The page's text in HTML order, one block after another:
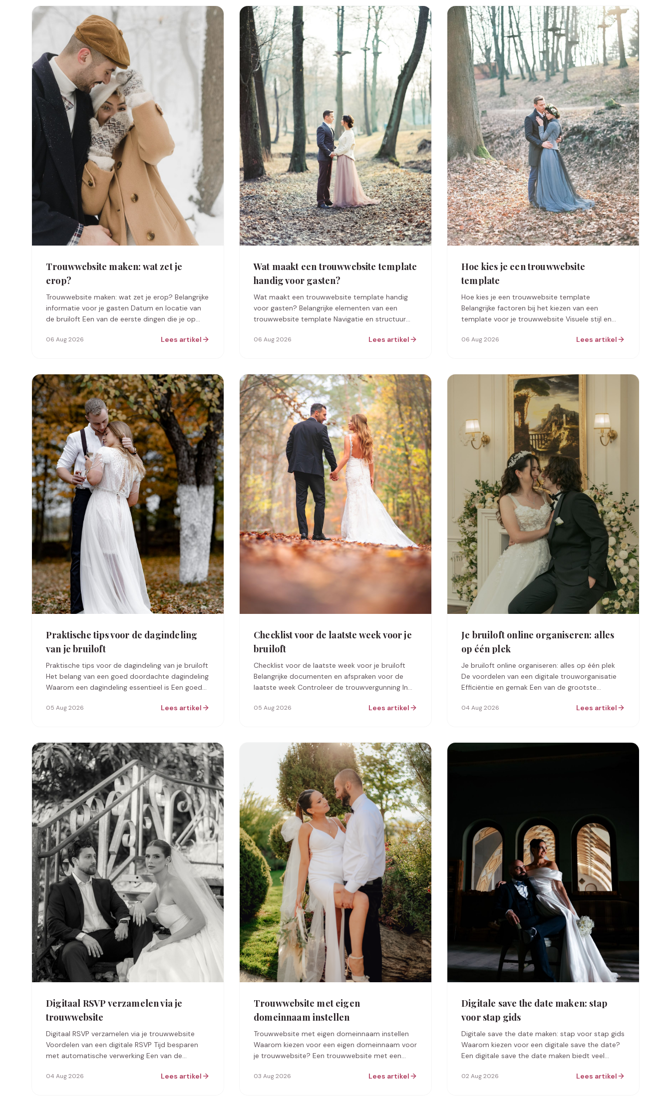
Trouwwebsite maken: wat zet je
erop?
Trouwwebsite maken: wat zet je erop? Belangrijke
informatie voor je gasten Datum en locatie van
de bruiloft Een van de eerste dingen die je op
06 Aug 2026 Lees artikel
Wat maakt een trouwwebsite template
handig voor gasten?
Wat maakt een trouwwebsite template handig
voor gasten? Belangrijke elementen van een
trouwwebsite template Navigatie en structuur
het v…
06 Aug 2026 Lees artikel
Hoe kies je een trouwwebsite
template
Hoe kies je een trouwwebsite template
Belangrijke factoren bij het kiezen van een
template voor je trouwwebsite Visuele stijl en
trouwwebsite…
06 Aug 2026 Lees artikel
Praktische tips voor de dagindeling
van je bruiloft
Praktische tips voor de dagindeling van je bruiloft
Het belang van een goed doordachte dagindeling
Waarom een dagindeling essentieel is Een goed
05 Aug 2026 Lees artikel
Checklist voor de laatste week voor je
bruiloft
Checklist voor de laatste week voor je bruiloft
Belangrijke documenten en afspraken voor de
laatste week Controleer de trouwvergunning In
05 Aug 2026 Lees artikel
Je bruiloft online organiseren: alles
op één plek
Je bruiloft online organiseren: alles op één plek
De voordelen van een digitale trouworganisatie
Efficiëntie en gemak Een van de grootste
04 Aug 2026 Lees artikel
Digitaal RSVP verzamelen via je
trouwwebsite
Digitaal RSVP verzamelen via je trouwwebsite
Voordelen van een digitale RSVP Tijd besparen
met automatische verwerking Een van de
vi…
04 Aug 2026 Lees artikel
Trouwwebsite met eigen
domeinnaam instellen
Trouwwebsite met eigen domeinnaam instellen
Waarom kiezen voor een eigen domeinnaam voor
je trouwwebsite? Een trouwwebsite met een
vo…
03 Aug 2026 Lees artikel
Digitale save the date maken: stap
voor stap gids
Digitale save the date maken: stap voor stap gids
Waarom kiezen voor een digitale save the date?
Een digitale save the date maken biedt veel
02 Aug 2026 Lees artikel